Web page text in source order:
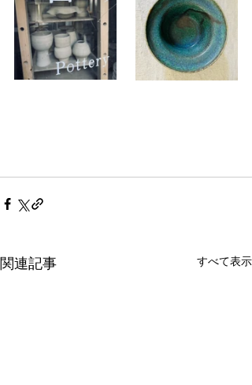
関連記事 すべて表示